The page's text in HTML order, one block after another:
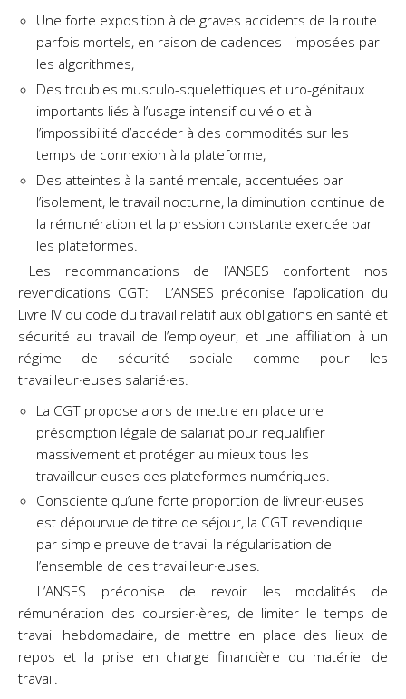
Une forte exposition à de graves accidents de la route
parfois mortels, en raison de cadences imposées par
les algorithmes,
Des troubles musculo-squelettiques et uro-génitaux
importants liés à l’usage intensif du vélo et à
l’impossibilité d’accéder à des commodités sur les
temps de connexion à la plateforme,
Des atteintes à la santé mentale, accentuées par
l’isolement, le travail nocturne, la diminution continue de
la rémunération et la pression constante exercée par
les plateformes.
Les recommandations de l’ANSES confortent nos
revendications CGT: L’ANSES préconise l’application du
Livre IV du code du travail relatif aux obligations en santé et
sécurité au travail de l’employeur, et une affiliation à un
régime de sécurité sociale comme pour les
travailleur·euses salarié·es.
La CGT propose alors de mettre en place une
présomption légale de salariat pour requalifier
massivement et protéger au mieux tous les
travailleur·euses des plateformes numériques.
Consciente qu’une forte proportion de livreur·euses
est dépourvue de titre de séjour, la CGT revendique
par simple preuve de travail la régularisation de
l’ensemble de ces travailleur·euses.
L’ANSES préconise de revoir les modalités de
rémunération des coursier·ères, de limiter le temps de
travail hebdomadaire, de mettre en place des lieux de
repos et la prise en charge financière du matériel de
travail.